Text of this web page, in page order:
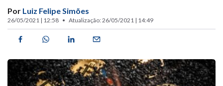
Por Luiz Felipe Simões
26/05/2021 | 12:58 Atualização: 26/05/2021 | 14:49